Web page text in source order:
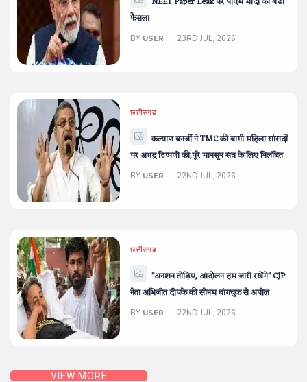
फैसला
BY USER 23RD JUL, 2026
छत्तीसगढ
कल्याण बनर्जी ने TMC की बागी महिला सांसदों
पर अभद्र टिप्पणी की,पूरे मानसून सत्र के लिए निलंबित
BY USER 22ND JUL, 2026
छत्तीसगढ
"अनशन तोड़िए, आंदोलन हम जारी रखेंगे" CJP
नेता अभिजीत दीपके की सोनम वांगचुक से अपील
BY USER 22ND JUL, 2026
VIEW MORE